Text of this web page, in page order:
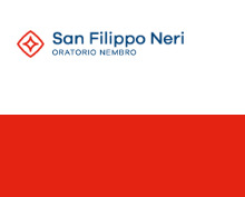
al
Oratorio
di